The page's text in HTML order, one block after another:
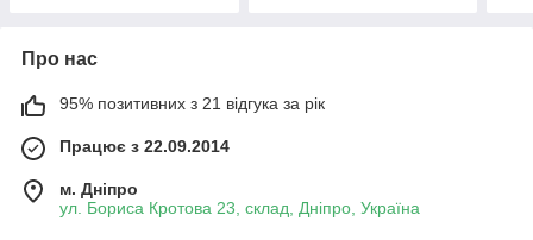
Про нас
95% позитивних з 21 відгука за рік
Працює з 22.09.2014
м. Дніпро
ул. Бориса Кротова 23, склад, Дніпро, Україна